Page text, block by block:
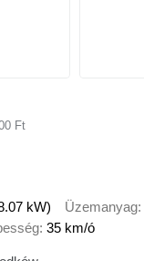
Ft
kW) Üzemanyag
35 km/ó